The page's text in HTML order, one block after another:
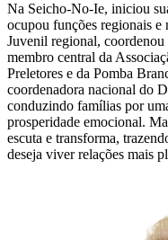
Na Seicho-No-Ie, iniciou
ocupou funções regionais
Juvenil regional,
membro central da
Preletores e da Pomba
coordenadora nacional do
conduzindo famílias por
prosperidade emocional.
escuta e transforma,
deseja viver relações mais